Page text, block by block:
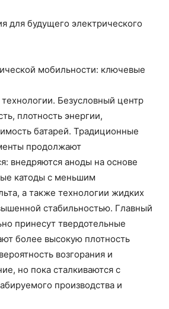
для будущего электрического
мобильности: ключевые
Безусловный центр
плотность энергии,
батарей. Традиционные
продолжают
внедряются аноды на основе
катоды с меньшим
а также технологии жидких
стабильностью. Главный
принесут твердотельные
более высокую плотность
возгорания и
но пока сталкиваются с
производства и